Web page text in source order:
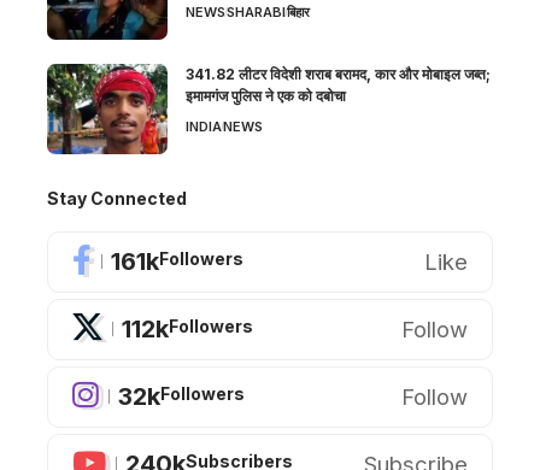
NEWSSHARABIबिहार
341.82 लीटर विदेशी शराब बरामद, कार और मोबाइल जब्त;
इमामगंज पुलिस ने एक को दबोचा
INDIANEWS
Stay Connected
161kFollowers Like
112kFollowers Follow
32kFollowers Follow
240kSubscribers Subscribe